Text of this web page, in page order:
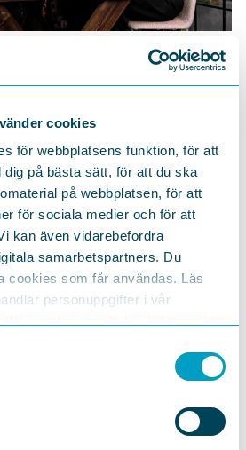
cookies
för webbplatsens funktion, för att
dig på bästa sätt, för att du ska
på webbplatsen, för att
för sociala medier och för att
kan även vidarebefordra
samarbetspartners. Du
cookies som får användas. Läs
personuppgifter i vår